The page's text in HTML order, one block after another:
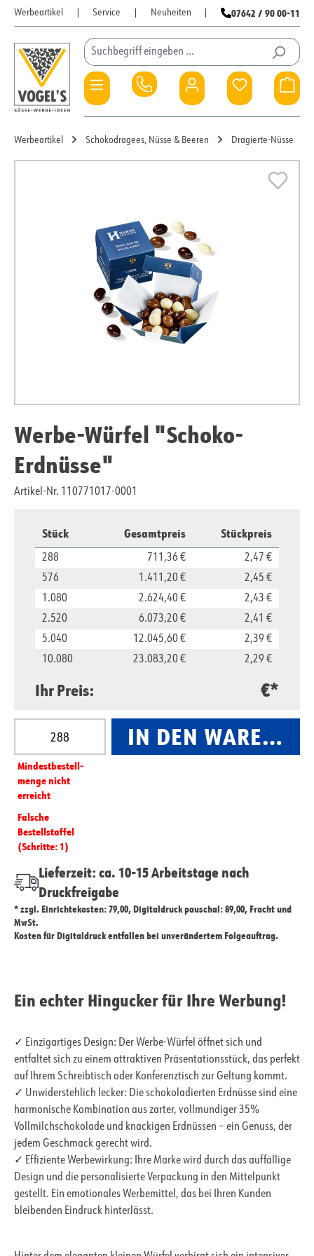
Zum Hauptinhalt springen
Werbeartikel Service Neuheiten 07642 / 90 00-11
Du hast 0
Werbeartikel Schokodragees, Nüsse & Beeren Dragierte-Nüsse
Werbe-Würfel "Schoko-
Erdnüsse"
Artikel-Nr. 110771017-0001
Stück Gesamtpreis Stückpreis
288 711,36 €
2,47 €
576
1.411,20 €
2,45 €
1.080
2.624,40 €
2,43 €
2.520
6.073,20 €
2,41 €
5.040
12.045,60 €
2,39 €
10.080
23.083,20 € 2,29 €
Ihr Preis: €*
Produkt Anzahl: Gib den gewünschten Wert ein
Mindest­­bestell­­
menge nicht
erreicht
Falsche
Bestellstaffel
(Schritte: 1)
IN DEN
Lieferzeit: ca. 10-15 Arbeitstage nach
Druckfreigabe
* zzgl. Einrichtekosten: 79,00, Digitaldruck pauschal: 89,00, Fracht und
MwSt.
Kosten für Digitaldruck entfallen bei unverändertem Folgeauftrag.
Ein echter Hingucker für Ihre Werbung!
✓ Einzigartiges Design: Der Werbe-Würfel öffnet sich und
entfaltet sich zu einem attraktiven Präsentationsstück, das perfekt
auf Ihrem Schreibtisch oder Konferenztisch zur Geltung kommt.
✓ Unwiderstehlich lecker: Die schokoladierten Erdnüsse sind eine
harmonische Kombination aus zarter, vollmundiger 35%
Vollmilchschokolade und knackigen Erdnüssen – ein Genuss, der
jedem Geschmack gerecht wird.
✓ Effiziente Werbewirkung: Ihre Marke wird durch das auffällige
Design und die personalisierte Verpackung in den Mittelpunkt
gestellt. Ein emotionales Werbemittel, das bei Ihren Kunden
bleibenden Eindruck hinterlässt.